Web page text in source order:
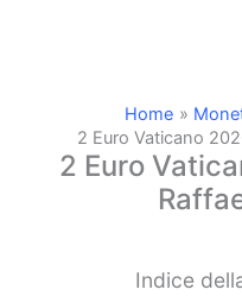
Home
2 Euro Vaticano
2 Euro
Indice